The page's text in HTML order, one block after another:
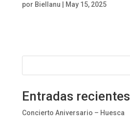
por Biellanu May 15, 2025
Entradas recientes
Concierto Aniversario – Huesca